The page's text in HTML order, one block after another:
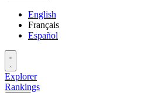
English
Français
Español
Explorer
Rankings